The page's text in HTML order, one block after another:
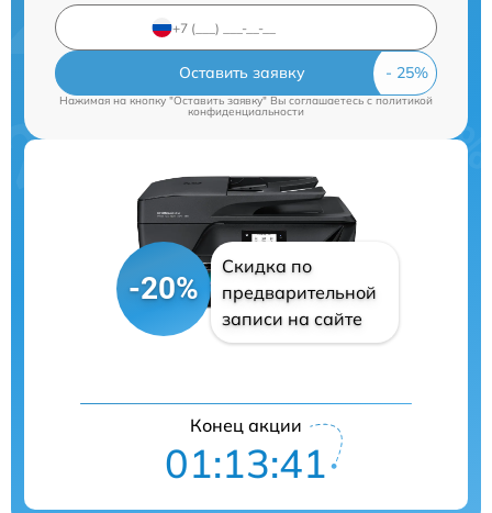
Оставить заявку
Нажимая на кнопку "Оставить заявку" Вы соглашаетесь cполитикой
конфиденциальности
-20%
Скидка по
предварительной
записи на сайте
Конец акции
01:13:40